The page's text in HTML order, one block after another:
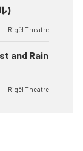
)
Rigël Theatre
and Rain
Rigël Theatre